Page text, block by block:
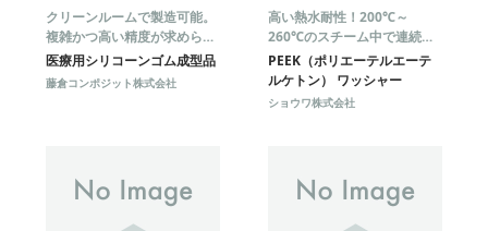
クリーンルームで製造可能。
複雑かつ高い精度が求められ
る部品にも対応
医療用シリコーンゴム成型品
藤倉コンポジット株式会社
高い熱水耐性！200℃～
260℃のスチーム中で連続使
用可能なPEEK（ポリエーテ
ルエーテルケトン）ワッシャ
ー
PEEK（ポリエーテルエーテ
ルケトン） ワッシャー
ショウワ株式会社